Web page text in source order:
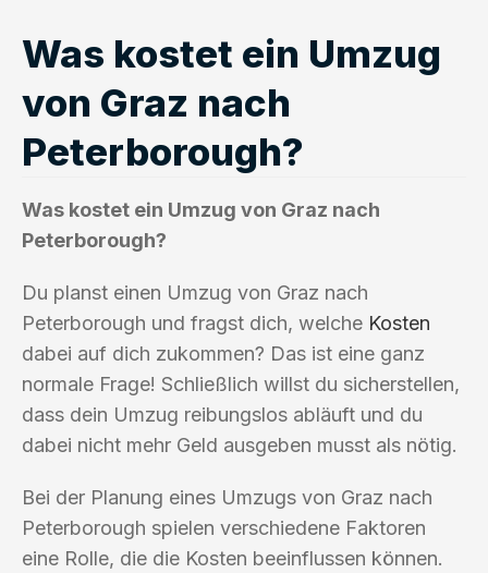
Was kostet ein Umzug
von Graz nach
Peterborough?
Was kostet ein Umzug von Graz nach
Peterborough?
Du planst einen Umzug von Graz nach
Peterborough und fragst dich, welche Kosten
dabei auf dich zukommen? Das ist eine ganz
normale Frage! Schließlich willst du sicherstellen,
dass dein Umzug reibungslos abläuft und du
dabei nicht mehr Geld ausgeben musst als nötig.
Bei der Planung eines Umzugs von Graz nach
Peterborough spielen verschiedene Faktoren
eine Rolle, die die Kosten beeinflussen können.